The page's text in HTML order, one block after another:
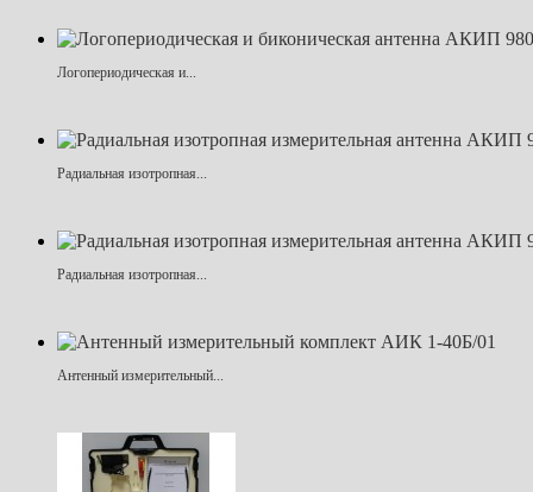
Логопериодическая и...
Радиальная изотропная...
Радиальная изотропная...
Антенный измерительный...